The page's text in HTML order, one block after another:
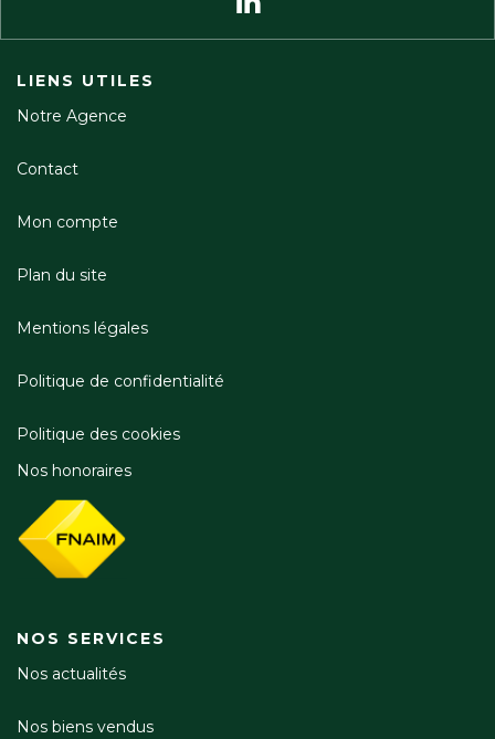
LIENS UTILES
Notre Agence
Contact
Mon compte
Plan du site
Mentions légales
Politique de confidentialité
Politique des cookies
Nos honoraires
NOS SERVICES
Nos actualités
Nos biens vendus